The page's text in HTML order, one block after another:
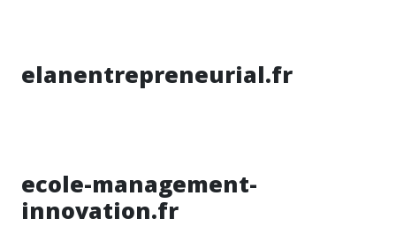
elanentrepreneurial.fr
ecole-management-
innovation.fr